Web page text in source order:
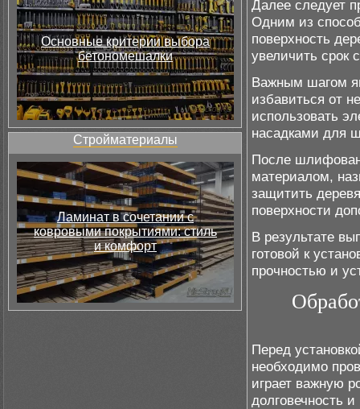
Основные критерии выбора
бетономешалки
Стройматериалы
Ламинат в сочетании с
ковровыми покрытиями: стиль
и комфорт
Далее следует
Одним из
поверхность
увеличить
Важным шагом
избавиться от
использовать
насадками для
После
материалом,
защитить
поверхности
В результате
готовой к
прочностью и
Перед
необходимо
играет важную
долговечность